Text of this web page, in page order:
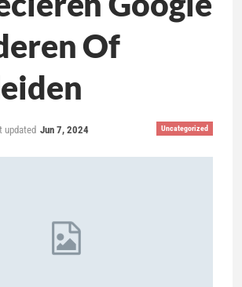
Of
Uncategorized
updated Jun 7, 2024